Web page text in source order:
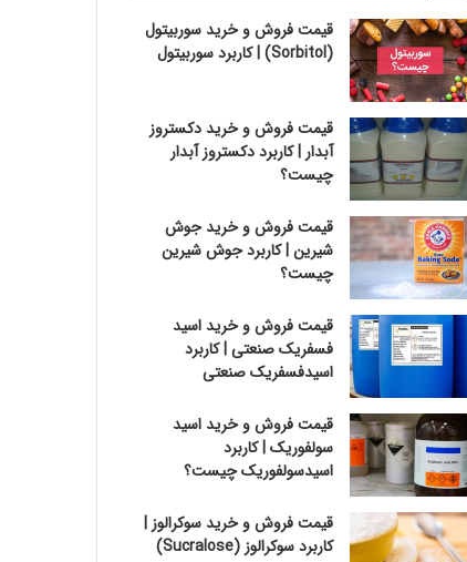
قیمت فروش و خرید سوربیتول
(Sorbitol) | کاربرد سوربیتول
قیمت فروش و خرید دکستروز
آبدار | کاربرد دکستروز آبدار
چیست؟
قیمت فروش و خرید جوش
شیرین | کاربرد جوش شیرین
چیست؟
قیمت فروش و خرید اسید
فسفریک صنعتی | کاربرد
اسیدفسفریک صنعتی
قیمت فروش و خرید اسید
سولفوریک | کاربرد
اسیدسولفوریک چیست؟
قیمت فروش و خرید سوکرالوز |
کاربرد سوکرالوز (Sucralose)